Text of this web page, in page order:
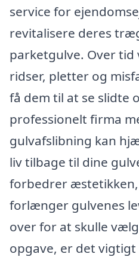
service for
revitalisere deres
parketgulve. Over
ridser, pletter og
få dem til at se slidte
professionelt firma
gulvafslibning kan
liv tilbage til dine
forbedrer æstetikken,
forlænger gulvenes
over for at skulle
opgave, er det